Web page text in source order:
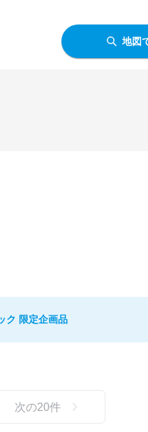
地図
ク 限定企画品
次の20件